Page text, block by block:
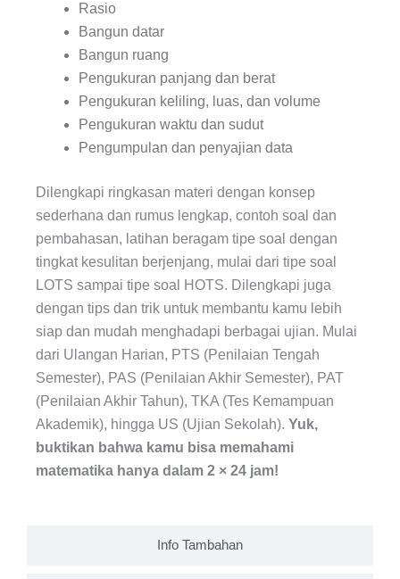
Info Tambahan
Rasio
Bangun datar
Bangun ruang
Pengukuran panjang dan berat
Pengukuran keliling, luas, dan volume
Pengukuran waktu dan sudut
Pengumpulan dan penyajian data
Dilengkapi ringkasan materi dengan konsep
sederhana dan rumus lengkap, contoh soal dan
pembahasan, latihan beragam tipe soal dengan
tingkat kesulitan berjenjang, mulai dari tipe soal
LOTS sampai tipe soal HOTS. Dilengkapi juga
dengan tips dan trik untuk membantu kamu lebih
siap dan mudah menghadapi berbagai ujian. Mulai
dari Ulangan Harian, PTS (Penilaian Tengah
Semester), PAS (Penilaian Akhir Semester), PAT
(Penilaian Akhir Tahun), TKA (Tes Kemampuan
Akademik), hingga US (Ujian Sekolah). Yuk,
buktikan bahwa kamu bisa memahami
matematika hanya dalam 2 × 24 jam!